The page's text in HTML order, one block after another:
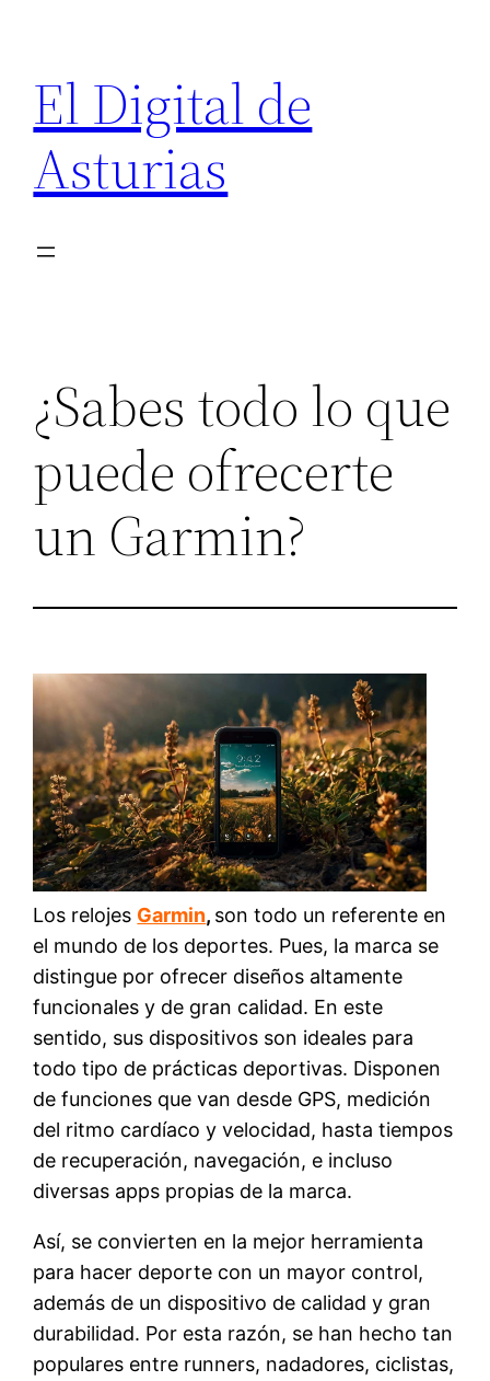
contenido
El Digital de
Asturias
¿Sabes todo lo que
puede ofrecerte
un Garmin?
Los relojes Garmin, son todo un referente en
el mundo de los deportes. Pues, la marca se
distingue por ofrecer diseños altamente
funcionales y de gran calidad. En este
sentido, sus dispositivos son ideales para
todo tipo de prácticas deportivas. Disponen
de funciones que van desde GPS, medición
del ritmo cardíaco y velocidad, hasta tiempos
de recuperación, navegación, e incluso
diversas apps propias de la marca.
Así, se convierten en la mejor herramienta
para hacer deporte con un mayor control,
además de un dispositivo de calidad y gran
durabilidad. Por esta razón, se han hecho tan
populares entre runners, nadadores, ciclistas,